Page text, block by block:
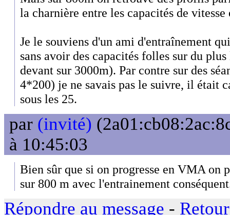
la charnière entre les capacités de vitesse
Je le souviens d'un ami d'entraînement
sans avoir des capacités folles sur du
devant sur 3000m). Par contre sur des
4*200) je ne savais pas le suivre, il était
sous les 25.
par (invité)
à 10:45:03
Bien sûr que si on progresse en VMA on
sur 800 m avec l'entrainement
Répondre au message -